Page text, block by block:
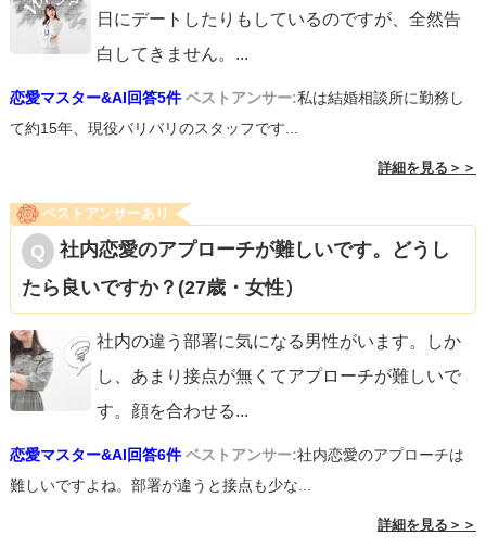
日にデートしたりもしているのですが、全然告
白してきません。 ...
恋愛マスター&AI回答5件 ベストアンサー:私は結婚相談所に勤務し
て約15年、現役バリバリのスタッフです...
詳細を見る＞＞
ベストアンサーあり
社内恋愛のアプローチが難しいです。どうし
たら良いですか？(27歳・女性）
社内の違う部署に気になる男性がいます。しか
し、あまり接点が無くてアプローチが難しいで
す。顔を合わせる...
恋愛マスター&AI回答6件 ベストアンサー:社内恋愛のアプローチは
難しいですよね。部署が違うと接点も少な...
詳細を見る＞＞